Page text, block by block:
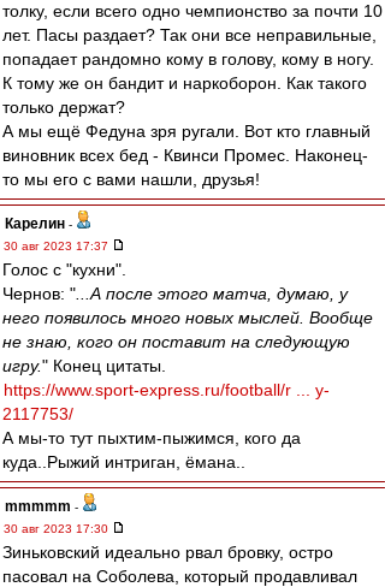
толку, если всего одно чемпионство за почти 10
лет. Пасы раздает? Так они все неправильные,
попадает рандомно кому в голову, кому в ногу.
К тому же он бандит и наркоборон. Как такого
только держат?
А мы ещё Федуна зря ругали. Вот кто главный
виновник всех бед - Квинси Промес. Наконец-
то мы его с вами нашли, друзья!
Карелин -
30 авг 2023 17:37
Голос с "кухни".
Чернов: " ...А после этого матча, думаю, у
него появилось много новых мыслей. Вообще
не знаю, кого он поставит на следующую
игру." Конец цитаты.
https://www.sport-express.ru/football/r ... y-
2117753/
А мы-то тут пыхтим-пыжимся, кого да
куда..Рыжий интриган, ёмана..
mmmmm -
30 авг 2023 17:30
Зиньковский идеально рвал бровку, остро
пасовал на Соболева, который продавливал